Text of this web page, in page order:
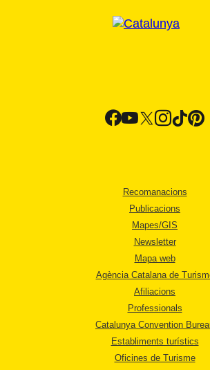
Recomanacions
Publicacions
Mapes/GIS
Newsletter
Mapa web
Agència Catalana de
Afiliacions
Professionals
Catalunya Convention
Establiments turístics
Oficines de Turisme